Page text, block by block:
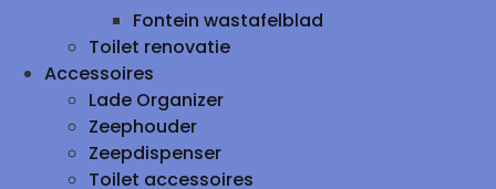
Fontein wastafelblad
Toilet renovatie
Accessoires
Lade Organizer
Zeephouder
Zeepdispenser
Toilet accessoires